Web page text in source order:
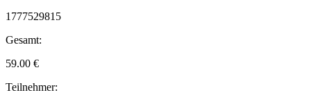
1777529815
Gesamt:
59.00 €
Teilnehmer: